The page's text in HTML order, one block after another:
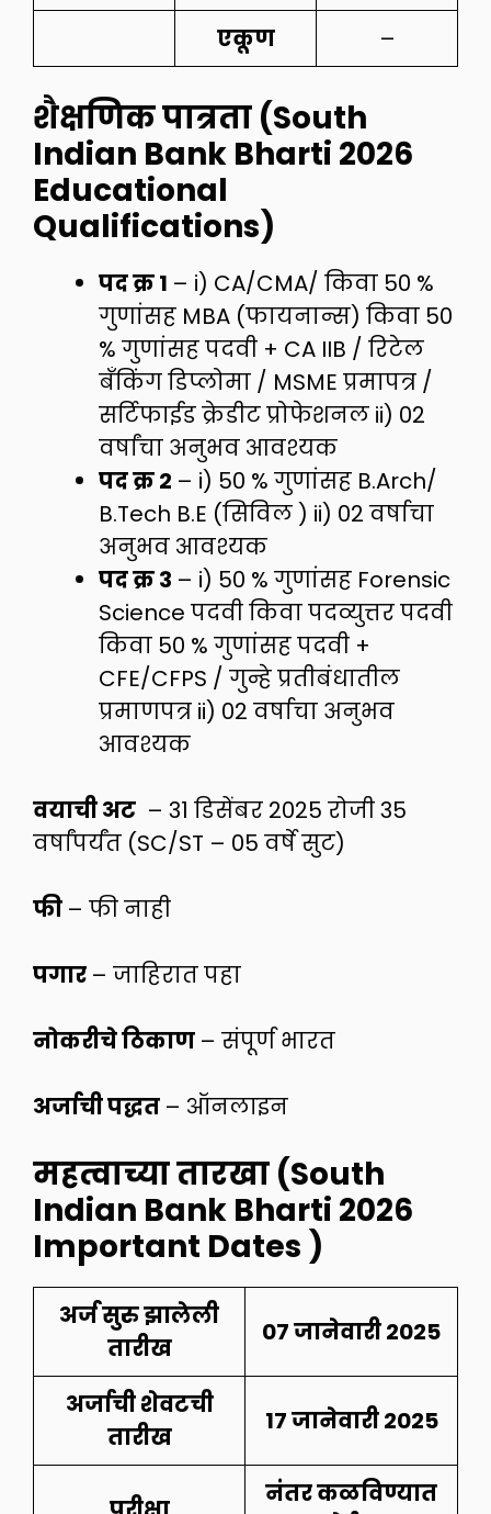
एकूण –
शैक्षणिक पात्रता (South
Indian Bank Bharti 2026
Educational
Qualifications)
पद क्र 1 – i) CA/CMA/ किवा 50 %
गुणांसह MBA (फायनान्स) किवा 50
% गुणांसह पदवी + CA IIB / रिटेल
बँकिंग डिप्लोमा / MSME प्रमापत्र /
सर्टिफाईड क्रेडीट प्रोफेशनल ii) 02
वर्षांचा अनुभव आवश्यक
पद क्र 2 – i) 50 % गुणांसह B.Arch/
B.Tech B.E (सिविल ) ii) 02 वर्षाचा
अनुभव आवश्यक
पद क्र 3 – i) 50 % गुणांसह Forensic
Science पदवी किवा पदव्युत्तर पदवी
किवा 50 % गुणांसह पदवी +
CFE/CFPS / गुन्हे प्रतीबंधातील
प्रमाणपत्र ii) 02 वर्षाचा अनुभव
आवश्यक
वयाची अट – 31 डिसेंबर 2025 रोजी 35
वर्षांपर्यंत (SC/ST – 05 वर्षे सुट)
फी – फी नाही
पगार – जाहिरात पहा
नोकरीचे ठिकाण – संपूर्ण भारत
अर्जाची पद्धत – ऑनलाइन
महत्वाच्या तारखा (South
Indian Bank Bharti 2026
Important Dates )
अर्ज सुरु झालेली
तारीख
07 जानेवारी 2025
अर्जाची शेवटची
तारीख
17 जानेवारी 2025
नंतर कळविण्यात